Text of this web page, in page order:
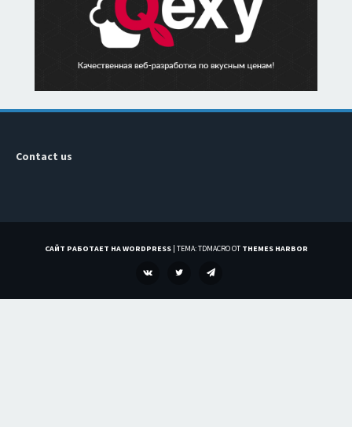
Contact us
САЙТ РАБОТАЕТ НА WORDPRESS ТЕМА: TDMACRO ОТ THEMES HARBOR
TWITTER